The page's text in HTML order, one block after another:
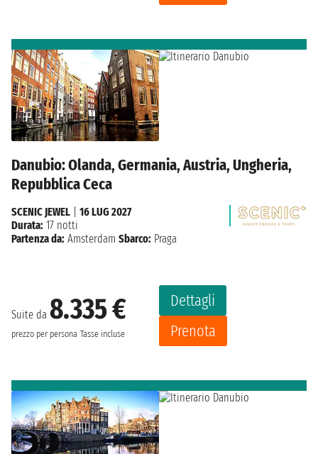
Danubio: Olanda, Germania, Austria, Ungheria,
Repubblica Ceca
Suite da 8.335 €
prezzo per persona Tasse incluse
Dettagli
Prenota
SCENIC JEWEL
16 LUG 2027
Durata: 17 notti
Partenza da: Amsterdam Sbarco: Praga